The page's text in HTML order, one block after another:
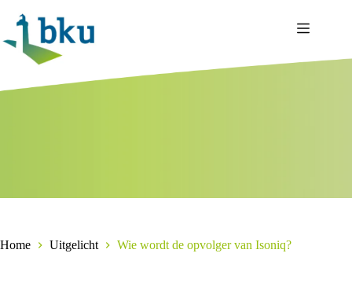
naar
inhoud
Home Uitgelicht Wie wordt de opvolger van Isoniq?